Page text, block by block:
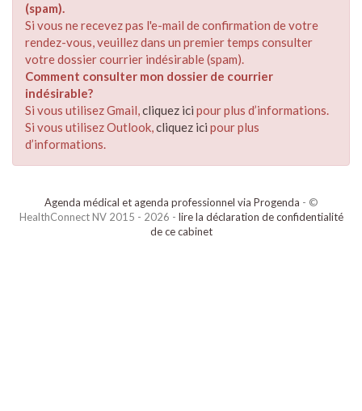
(spam).
Si vous ne recevez pas l'e-mail de confirmation de votre
rendez-vous, veuillez dans un premier temps consulter
votre dossier courrier indésirable (spam).
Comment consulter mon dossier de courrier
indésirable?
Si vous utilisez Gmail,cliquez ici pour plus d’informations.
Si vous utilisez Outlook,cliquez ici pour plus
d’informations.
Agenda médical et agenda professionnel via Progenda - ©
HealthConnect NV 2015 - 2026 - lire la déclaration de confidentialité
de ce cabinet